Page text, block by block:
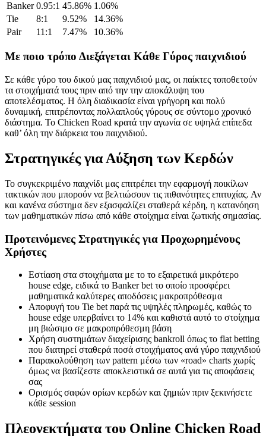
Banker 0.95:1 45.86% 1.06%
Tie
8:1 9.52%
14.36%
Pair
11:1 7.47% 10.36%
Με ποιο τρόπο Διεξάγεται Κάθε Γύρος παιχνιδιού
Σε κάθε γύρο του δικού μας παιχνιδιού μας, οι παίκτες τοποθετούν
τα στοιχήματά τους πριν από την την αποκάλυψη του
αποτελέσματος. Η όλη διαδικασία είναι γρήγορη και πολύ
δυναμική, επιτρέποντας πολλαπλούς γύρους σε σύντομο χρονικό
διάστημα. Το Chicken Road κρατά την αγωνία σε υψηλά επίπεδα
καθ’ όλη την διάρκεια του παιχνιδιού.
Στρατηγικές για Αύξηση των Κερδών
Το συγκεκριμένο παιχνίδι μας επιτρέπει την εφαρμογή ποικίλων
τακτικών που μπορούν να βελτιώσουν τις πιθανότητες επιτυχίας. Αν
και κανένα σύστημα δεν εξασφαλίζει σταθερά κέρδη, η κατανόηση
των μαθηματικών πίσω από κάθε στοίχημα είναι ζωτικής σημασίας.
Προτεινόμενες Στρατηγικές για Προχωρημένους
Χρήστες
Εστίαση στα στοιχήματα με το το εξαιρετικά μικρότερο
house edge, ειδικά το Banker bet το οποίο προσφέρει
μαθηματικά καλύτερες αποδόσεις μακροπρόθεσμα
Αποφυγή του Tie bet παρά τις υψηλές πληρωμές, καθώς το
house edge υπερβαίνει το 14% και καθιστά αυτό το στοίχημα
μη βιώσιμο σε μακροπρόθεσμη βάση
Χρήση συστημάτων διαχείρισης bankroll όπως το flat betting
που διατηρεί σταθερά ποσά στοιχήματος ανά γύρο παιχνιδιού
Παρακολούθηση των pattern μέσω των «road» charts χωρίς
όμως να βασίζεστε αποκλειστικά σε αυτά για τις αποφάσεις
σας
Ορισμός σαφών ορίων κερδών και ζημιών πριν ξεκινήσετε
κάθε session
Πλεονεκτήματα του Online Chicken Road